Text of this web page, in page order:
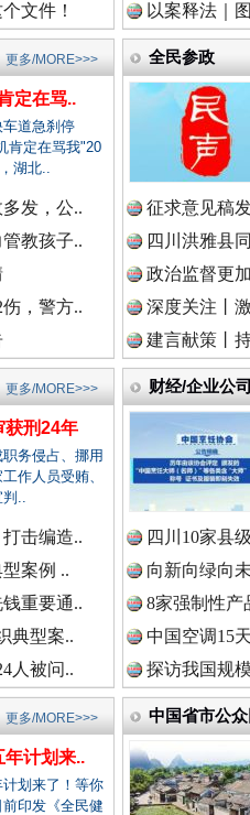
新闻网.
法纪网.
师在线.
政网.中
新闻网.
新闻网.
新闻网.
新闻网.
“
高速路
文件！
以案释法｜
定在骂..
道急刹停
肯定在骂我"20
湖北..
发，公..
教孩子..
，警方..
更多/MORE>>> 全民参政
征求意见稿
四川洪雅县
政治监督更
深度关注丨
建言献策丨
获刑24年
务侵占、挪用
作人员受贿、
判..
击编造..
案例 ..
重要通..
典型案..
人被问..
更多/MORE>>> 财经/企业公
四川10家县
向新向绿向
8家强制性产
中国空调15
探访我国规
年计划来..
划来了！等你
印发《全民健
更多/MORE>>> 中国省市公